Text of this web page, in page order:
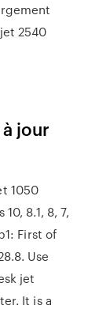
2540
jour
1050
8.1, 8, 7,
First of
Use
jet
It is a